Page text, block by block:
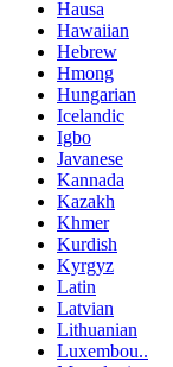
Hausa
Hawaiian
Hebrew
Hmong
Hungarian
Icelandic
Igbo
Javanese
Kannada
Kazakh
Khmer
Kurdish
Kyrgyz
Latin
Latvian
Lithuanian
Luxembou..